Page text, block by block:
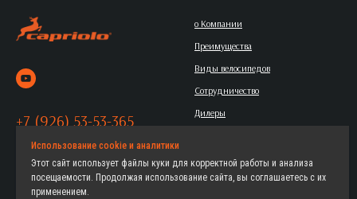
+7 (926) 53-53-365
Политика обработки
персональных данных
о Компании
Преимущества
Виды велосипедов
Сотрудничество
Дилеры
Использование cookie и аналитики
Этот сайт использует файлы куки для корректной работы и анализа
посещаемости. Продолжая использование сайта, вы соглашаетесь с их
применением.